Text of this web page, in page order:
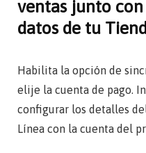
ventas junto
datos de tu
Habilita la opción de
elije la cuenta de pago.
configurar los detalles
Línea con la cuenta del